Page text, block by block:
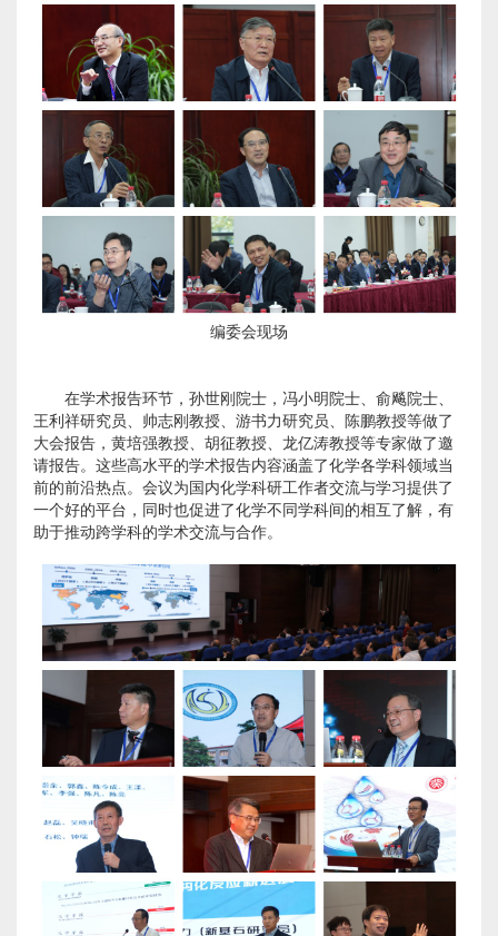
编委会现场
在学术报告环节，孙世刚院士，冯小明院士、俞飚院士、
王利祥研究员、帅志刚教授、游书力研究员、陈鹏教授等做了
大会报告，黄培强教授、胡征教授、龙亿涛教授等专家做了邀
请报告。这些高水平的学术报告内容涵盖了化学各学科领域当
前的前沿热点。会议为国内化学科研工作者交流与学习提供了
一个好的平台，同时也促进了化学不同学科间的相互了解，有
助于推动跨学科的学术交流与合作。